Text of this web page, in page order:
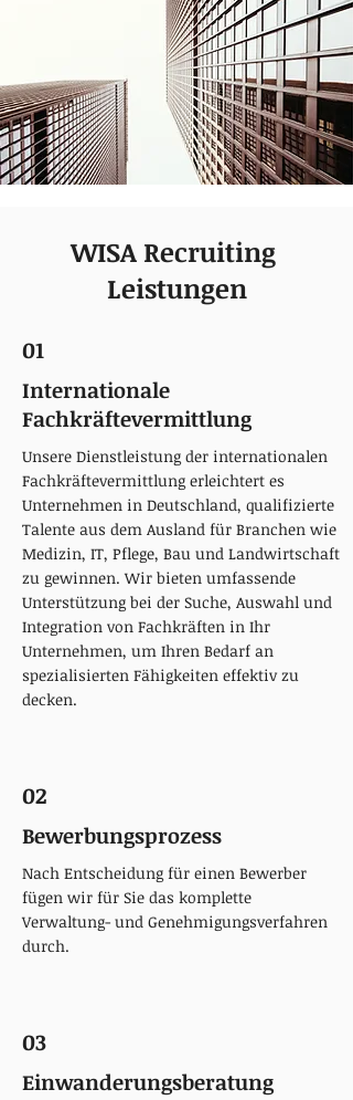
WISA Recruiting
Leistungen
01
Internationale
Fachkräftevermittlung
Unsere Dienstleistung der internationalen
Fachkräftevermittlung erleichtert es
Unternehmen in Deutschland, qualifizierte
Talente aus dem Ausland für Branchen wie
Medizin, IT, Pflege, Bau und Landwirtschaft
zu gewinnen. Wir bieten umfassende
Unterstützung bei der Suche, Auswahl und
Integration von Fachkräften in Ihr
Unternehmen, um Ihren Bedarf an
spezialisierten Fähigkeiten effektiv zu
decken.​
02
Bewerbungsprozess
Nach Entscheidung für einen Bewerber
fügen wir für Sie das komplette
Verwaltung- und Genehmigungsverfahren
durch.
03
Einwanderungsberatung